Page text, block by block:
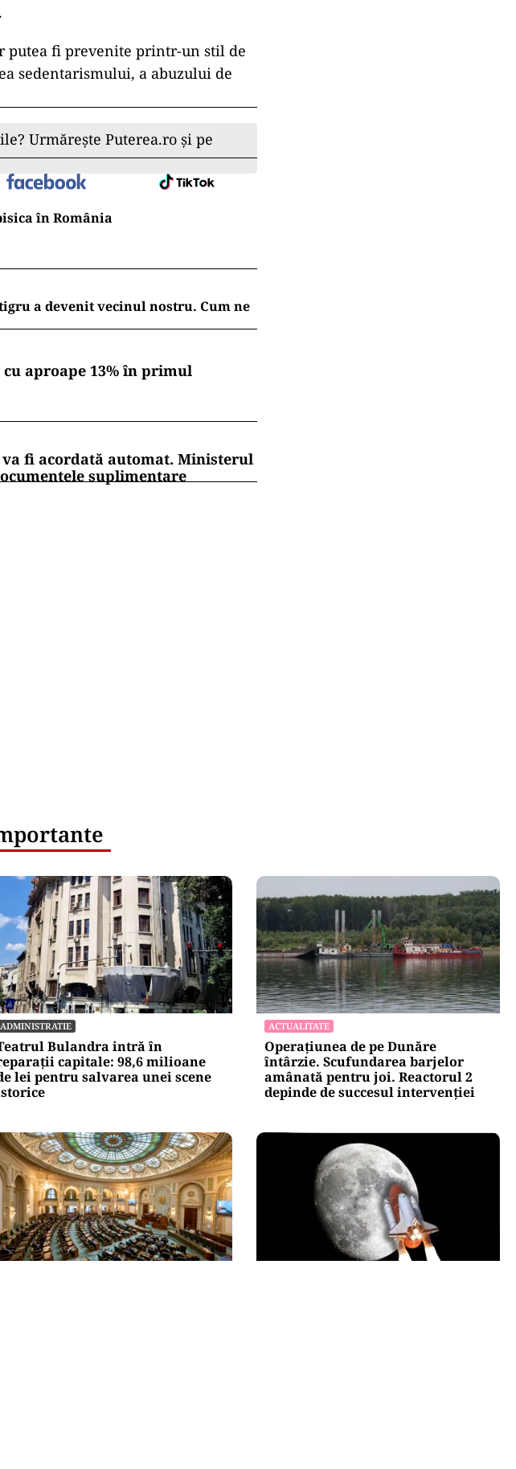
putea fi prevenite printr-un stil de
sedentarismului, a abuzului de
Urmărește Puterea.ro și pe
în România
a devenit vecinul nostru. Cum ne
aproape 13% în primul
fi acordată automat. Ministerul
suplimentare
ADMINISTRATIE
Bulandra intră în
capitale: 98,6 milioane
lei pentru salvarea unei scene
ACTUALITATE
Operațiunea de pe Dunăre
întârzie. Scufundarea barjelor
amânată pentru joi. Reactorul 2
depinde de succesul intervenției